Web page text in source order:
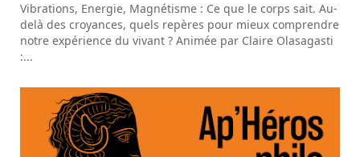
Vibrations, Energie, Magnétisme : Ce que le corps sait. Au-
delà des croyances, quels repères pour mieux comprendre
notre expérience du vivant ? Animée par Claire Olasagasti
:...